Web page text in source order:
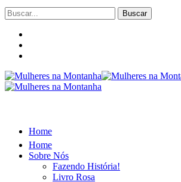
Buscar
por:
Home
Home
Sobre Nós
Fazendo História!
Livro Rosa